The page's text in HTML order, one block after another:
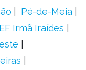
Pé-de-Meia
Irmã Iraídes